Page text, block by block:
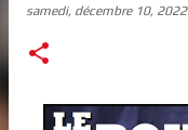
samedi, décembre 10, 2022